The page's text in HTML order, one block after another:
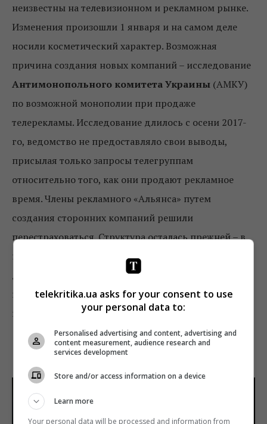
неизвестны на телевизионном и рекламном рынке.
Изменения произошли 1 января и на самом деле
носили косметический характер. Возможная
причина создания новых компаний – исследование
Антимонопольного комитета Украины (АМКУ)
по возможной монополии при продаже
телерекламы. Исследование длилось с осени 2017-
го, ведомство не предоставляло свои выводы,
присылая только запросы телегруппам
относительно того, как они продают рекламное
время. Члены рекламного «Альянса» путем
создания сторонних компаний решили
перестраховаться. Структура осталась прежней – в
новые сейлеры перешли работать все сотрудники
домов продаж телегрупп, структурно они хоть и не
принадлежат медиахолдингам, но все факты
говорят, что связь осталась.
3. Концерн РРТ и «Зеонбуд»: игра в
поддавки
telekritika.ua asks for your consent to use
your personal data to:
Personalised advertising and content, advertising and
content measurement, audience research and
services development
Store and/or access information on a device
Learn more
Your personal data will be processed and information from